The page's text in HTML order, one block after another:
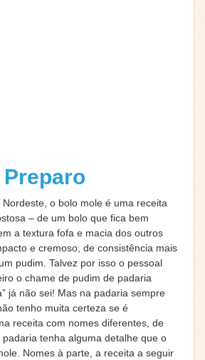
Preparo
o bolo mole é uma receita
– de um bolo que fica bem
a textura fofa e macia dos outros
e cremoso, de consistência mais
pudim. Talvez por isso o pessoal
o chame de pudim de padaria
já não sei! Mas na padaria sempre
tenho muita certeza se é
receita com nomes diferentes, de
tenha alguma detalhe que o
Nomes à parte, a receita a seguir